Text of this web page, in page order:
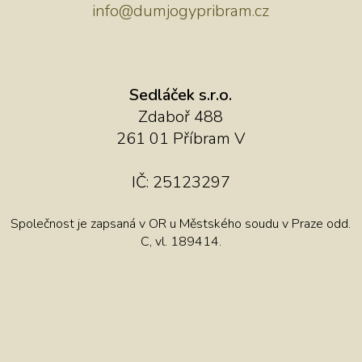
info@dumjogypribram.cz
Sedláček s.r.o.
Zdaboř 488
261 01 Příbram V
IČ: 25123297
Společnost je zapsaná v OR u Městského soudu v Praze odd.
C, vl. 189414.